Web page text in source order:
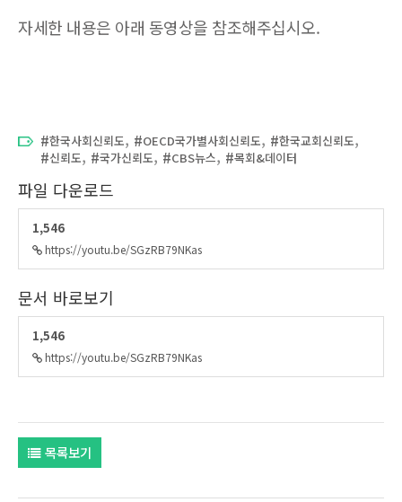
자세한 내용은 아래 동영상을 참조해주십시오.
한국사회신뢰도, OECD국가별사회신뢰도, 한국교회신뢰도,
신뢰도, 국가신뢰도, CBS뉴스, 목회&데이터
파일 다운로드
1,546
https://youtu.be/SGzRB79NKas
문서 바로보기
1,546
https://youtu.be/SGzRB79NKas
목록보기